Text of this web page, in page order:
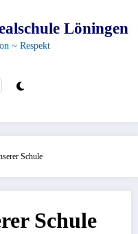
Löningen
~ Respekt
Schule
Schule